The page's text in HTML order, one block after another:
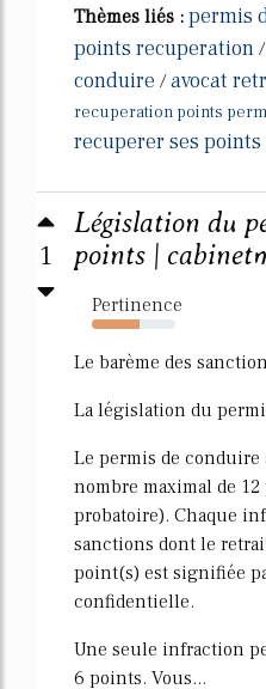
Thèmes liés : permis
points recuperation /
conduire /avocat
recuperation points
recuperer ses
1
Législation du
points |
Pertinence
57%
Le barème des
La législation du
Le permis de conduire
nombre maximal de
probatoire). Chaque
sanctions dont le
point(s) est signifiée
confidentielle.
Une seule infraction
6 points. Vous...